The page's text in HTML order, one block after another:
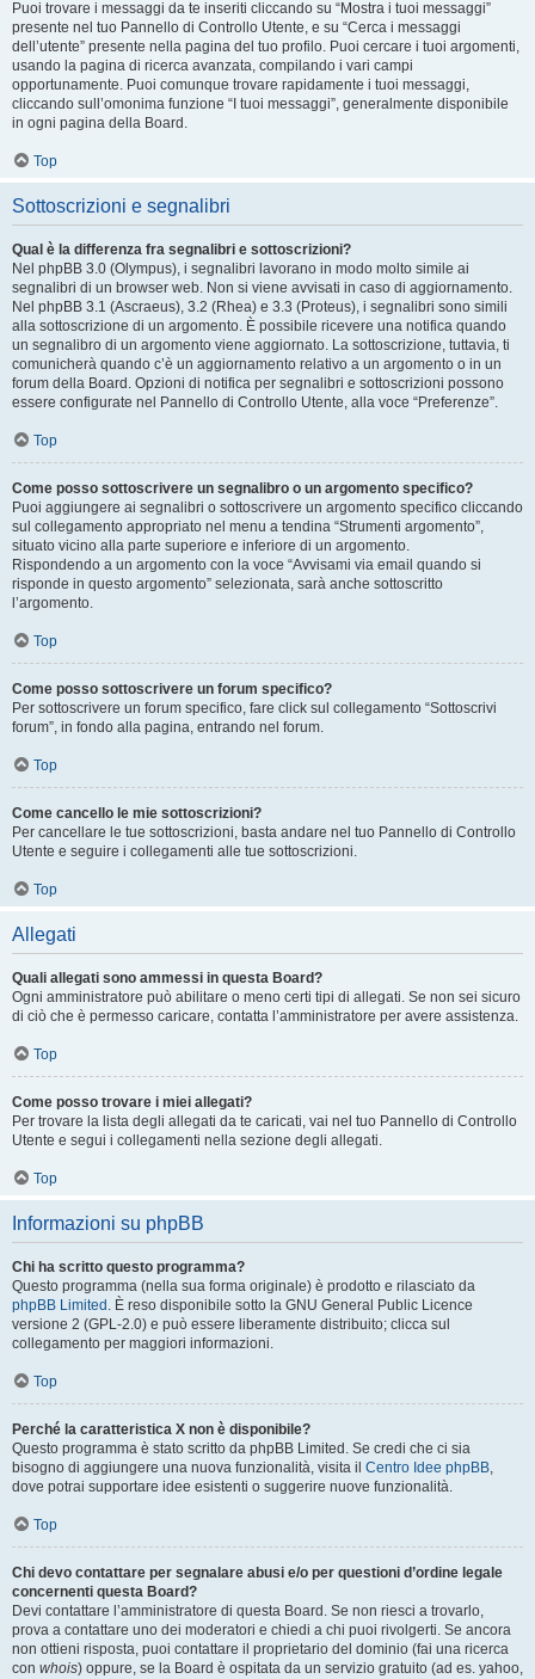
Puoi trovare i messaggi da te inseriti cliccando su “Mostra i tuoi messaggi”
presente nel tuo Pannello di Controllo Utente, e su “Cerca i messaggi
dell’utente” presente nella pagina del tuo profilo. Puoi cercare i tuoi argomenti,
usando la pagina di ricerca avanzata, compilando i vari campi
opportunamente. Puoi comunque trovare rapidamente i tuoi messaggi,
cliccando sull’omonima funzione “I tuoi messaggi”, generalmente disponibile
in ogni pagina della Board.
Top
Sottoscrizioni e segnalibri
Qual è la differenza fra segnalibri e sottoscrizioni?
Nel phpBB 3.0 (Olympus), i segnalibri lavorano in modo molto simile ai
segnalibri di un browser web. Non si viene avvisati in caso di aggiornamento.
Nel phpBB 3.1 (Ascraeus), 3.2 (Rhea) e 3.3 (Proteus), i segnalibri sono simili
alla sottoscrizione di un argomento. È possibile ricevere una notifica quando
un segnalibro di un argomento viene aggiornato. La sottoscrizione, tuttavia, ti
comunicherà quando c’è un aggiornamento relativo a un argomento o in un
forum della Board. Opzioni di notifica per segnalibri e sottoscrizioni possono
essere configurate nel Pannello di Controllo Utente, alla voce “Preferenze”.
Top
Come posso sottoscrivere un segnalibro o un argomento specifico?
Puoi aggiungere ai segnalibri o sottoscrivere un argomento specifico cliccando
sul collegamento appropriato nel menu a tendina “Strumenti argomento”,
situato vicino alla parte superiore e inferiore di un argomento.
Rispondendo a un argomento con la voce “Avvisami via email quando si
risponde in questo argomento” selezionata, sarà anche sottoscritto
l’argomento.
Top
Come posso sottoscrivere un forum specifico?
Per sottoscrivere un forum specifico, fare click sul collegamento “Sottoscrivi
forum”, in fondo alla pagina, entrando nel forum.
Top
Come cancello le mie sottoscrizioni?
Per cancellare le tue sottoscrizioni, basta andare nel tuo Pannello di Controllo
Utente e seguire i collegamenti alle tue sottoscrizioni.
Top
Allegati
Quali allegati sono ammessi in questa Board?
Ogni amministratore può abilitare o meno certi tipi di allegati. Se non sei sicuro
di ciò che è permesso caricare, contatta l’amministratore per avere assistenza.
Top
Come posso trovare i miei allegati?
Per trovare la lista degli allegati da te caricati, vai nel tuo Pannello di Controllo
Utente e segui i collegamenti nella sezione degli allegati.
Top
Informazioni su phpBB
Chi ha scritto questo programma?
Questo programma (nella sua forma originale) è prodotto e rilasciato da
phpBB Limited . È reso disponibile sotto la GNU General Public Licence
versione 2 (GPL-2.0) e può essere liberamente distribuito; clicca sul
collegamento per maggiori informazioni.
Top
Perché la caratteristica X non è disponibile?
Questo programma è stato scritto da phpBB Limited. Se credi che ci sia
bisogno di aggiungere una nuova funzionalità, visita il Centro Idee phpBB,
dove potrai supportare idee esistenti o suggerire nuove funzionalità.
Top
Chi devo contattare per segnalare abusi e/o per questioni d’ordine legale
concernenti questa Board?
Devi contattare l’amministratore di questa Board. Se non riesci a trovarlo,
prova a contattare uno dei moderatori e chiedi a chi puoi rivolgerti. Se ancora
non ottieni risposta, puoi contattare il proprietario del dominio (fai una ricerca
con whois) oppure, se la Board è ospitata da un servizio gratuito (ad es. yahoo,